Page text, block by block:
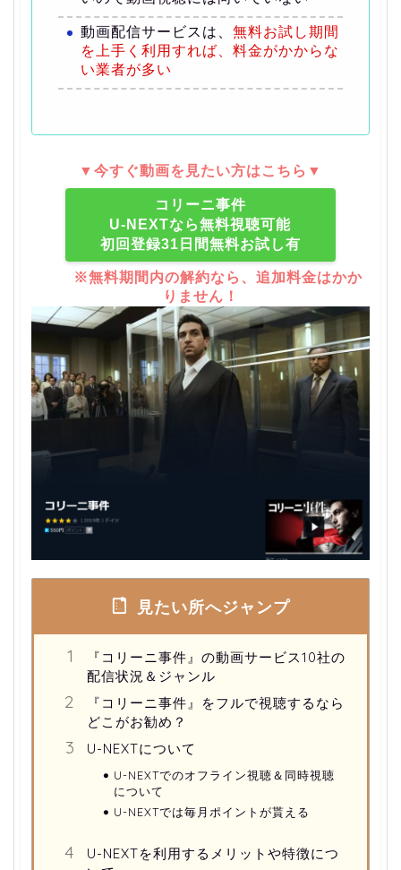
動画配信サービスは、 無料お試し期間
を上手く利用すれば、料金がかからな
い業者が多い
▼今すぐ動画を見たい方はこちら▼
コリーニ事件
U-NEXTなら無料視聴可能
初回登録31日間無料お試し有
※無料期間内の解約なら、追加料金はかか
りません！
見たい所へジャンプ
『コリーニ事件』の動画サービス10社の
配信状況＆ジャンル
『コリーニ事件』をフルで視聴するなら
どこがお勧め？
U-NEXTについて
U-NEXTでのオフライン視聴＆同時視聴
について
U-NEXTでは毎月ポイントが貰える
U-NEXTを利用するメリットや特徴につ